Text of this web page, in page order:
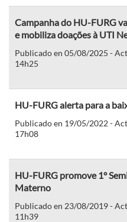
Campanha do HU-FURG
e mobiliza doações à UTI
Publicado en 05/08/2025 -
14h25
HU-FURG alerta para a
Publicado en 19/05/2022 -
17h08
HU-FURG promove 1°
Materno
Publicado en 23/08/2019 -
11h39